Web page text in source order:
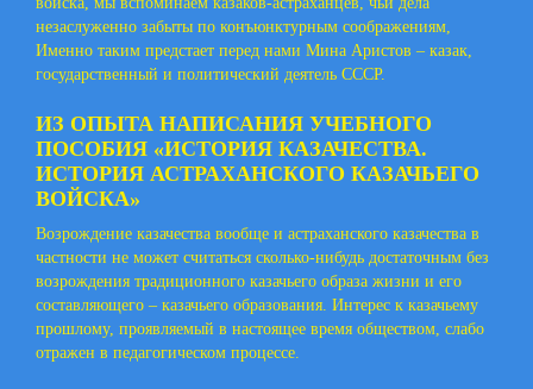
незаслуженно забыты по конъюнктурным соображениям,
Именно таким предстает перед нами Мина Аристов – казак,
государственный и политический деятель СССР.
ИЗ ОПЫТА НАПИСАНИЯ УЧЕБНОГО
ПОСОБИЯ «ИСТОРИЯ КАЗАЧЕСТВА.
ИСТОРИЯ АСТРАХАНСКОГО КАЗАЧЬЕГО
ВОЙСКА»
Возрождение казачества вообще и астраханского казачества в
частности не может считаться сколько-нибудь достаточным без
возрождения традиционного казачьего образа жизни и его
составляющего – казачьего образования. Интерес к казачьему
прошлому, проявляемый в настоящее время обществом, слабо
отражен в педагогическом процессе.